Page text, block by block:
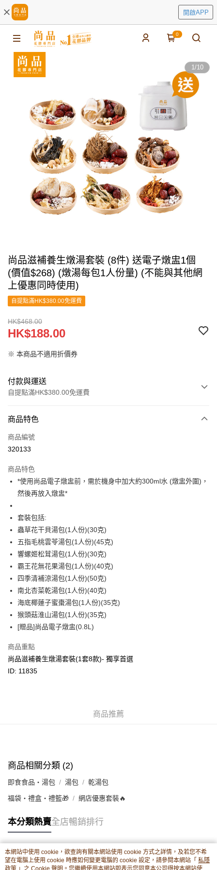
開啟APP
0
1/10
尚品滋補養生燉湯套裝 (8件) 送電子燉盅1個
(價值$268) (燉湯每包1人份量) (不能與其他網
上優惠同時使用)
自提點滿HK$380.00免運費
HK$468.00
HK$188.00
※ 本商品不適用折價券
付款與運送
自提點滿HK$380.00免運費
信用卡
Apple Pay
AlipayHK
PayMe
WeChat Pay
BoC Pay
其他轉帳方式
相關說明
轉數快識別碼(FPS ID)：4042362 中國銀行戶口：012-875-1-240680-7 匯
豐銀行戶口：652-589300-838 收款人：PREMIER FOOD LTD 請於24小時
內將付款金額存入以上其中一個戶口，付款後請將收據或成功轉帳畫面截圖
並WhatsApp 90719878 或電郵eshop@premierfood.com.hk，我們在收到
付款訊息後會盡快安排送貨。
送貨方式
順豐智能櫃(智能櫃取件要視乎包裹尺寸限制，如包裹過大，
物流公司會改派其他自取點或其他配送方式。)
每筆HK$80.00，滿HK$380.00或以上免運費
順豐站及順豐自提點
每筆HK$80.00，滿HK$380.00或以上免運費
商品特色
商品編號
320133
商品特色
*使用尚品電子燉盅前，需於機身中加大約300ml水 (燉盅外圍)，
然後再放入燉盅*
套裝包括:
蟲草花干貝湯包(1人份)(30克)
五指毛桃雲苓湯包(1人份)(45克)
響螺姬松茸湯包(1人份)(30克)
霸王花無花果湯包(1人份)(40克)
四季清補涼湯包(1人份)(50克)
南北杏菜乾湯包(1人份)(40克)
海底椰蓮子蜜棗湯包(1人份)(35克)
猴頭菇淮山湯包(1人份)(35克)
[贈品]尚品電子燉盅(0.8L)
商品重點
尚品滋補養生燉湯套裝(1套8款)- 獨享首選
ID: 11835
商品推薦
商品相關分類 (2)
即食食品・湯包 湯包 乾湯包
福袋・禮盒・禮籃🎁 網店優惠套裝🔥
本分類熱賣全店暢銷排行
熱門標籤
本網站中使用 cookie，欲查詢有關本網站使用 cookie 方式之詳情，及若您不希
望在電腦上使用 cookie 時應如何變更電腦的 cookie 設定，請參閱本網站「 私隱
政策 」之 Cookie 聲明。您繼續使用本網站即表示您同意本公司得按本網站使用